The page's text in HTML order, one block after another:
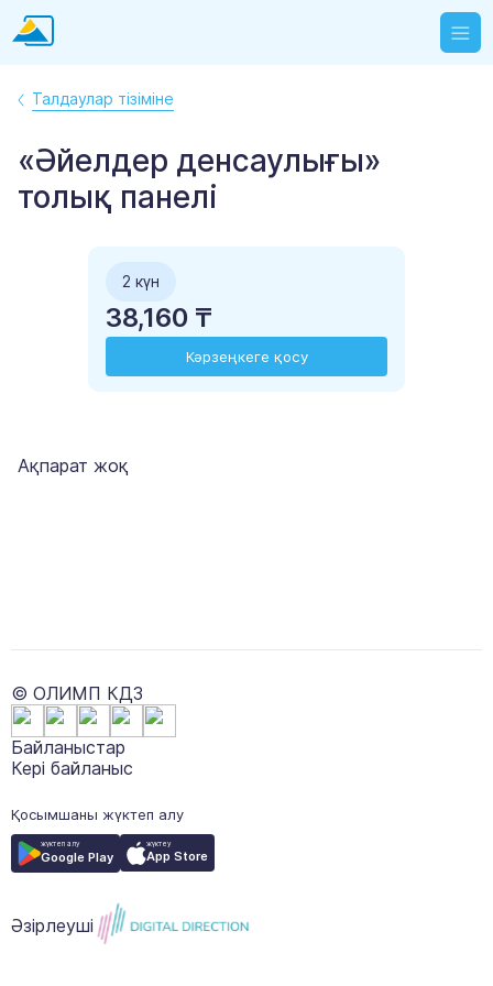
Талдаулар тізіміне
«Әйелдер денсаулығы»
толық панелі
2 күн
38,160 ₸
Кәрзеңкеге қосу
Ақпарат жоқ
© ОЛИМП КДЗ
Байланыстар
Кері байланыс
Қосымшаны жүктеп алу
жүктеп алу
Google Play
жүктеу
App Store
Әзірлеуші